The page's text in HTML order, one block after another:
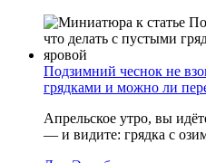
Подзимний чеснок не
грядками и можно ли
Апрельское утро, вы
— и видите: грядка с